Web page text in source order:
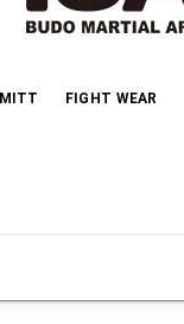
MITT FIGHT WEAR